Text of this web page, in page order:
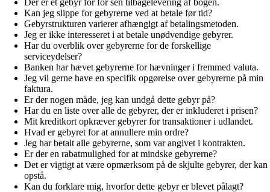
Kan jeg slippe for gebyrerne ved at betale før tid?
Gebyrstrukturen varierer afhængigt af betalingsmetoden.
Jeg er ikke interesseret i at betale unødvendige gebyrer.
Har du overblik over gebyrerne for de forskellige
serviceydelser?
Banken har hævet gebyrerne for hævninger i fremmed valuta.
Jeg vil gerne have en specifik opgørelse over gebyrerne på min
faktura.
Er der nogen måde, jeg kan undgå dette gebyr på?
Har du en liste over alle de gebyrer, der er inkluderet i prisen?
Mit kreditkort opkræver gebyrer for transaktioner i udlandet.
Hvad er gebyret for at annullere min ordre?
Jeg har betalt alle gebyrerne, som var angivet i kontrakten.
Er der en rabatmulighed for at mindske gebyrerne?
Det er vigtigt at være opmærksom på de skjulte gebyrer, der kan
opstå.
Kan du forklare mig, hvorfor dette gebyr er blevet pålagt?